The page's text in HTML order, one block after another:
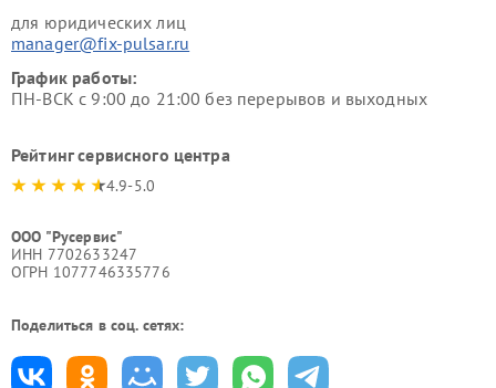
для юридических лиц
manager@fix-pulsar.ru
График работы:
ПН-ВСК с 9:00 до 21:00 без перерывов и выходных
Рейтинг сервисного центра
4.9-5.0
ООО "Русервис"
ИНН 7702633247
ОГРН 1077746335776
Поделиться в соц. сетях: